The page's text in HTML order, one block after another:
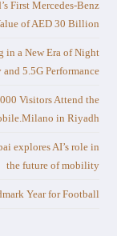
First Mercedes-Benz
of AED 30 Billion
in a New Era of Night
5.5G Performance
Visitors Attend the
in Riyadh
explores AI’s role in
the future of mobility
Year for Football